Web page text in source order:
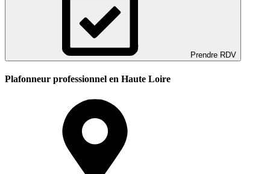
Prendre RDV
Plafonneur professionnel en Haute Loire